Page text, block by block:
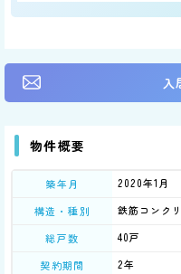
入
物件概要
築年月
2020年1月
構造・種別
鉄筋コンク
総戸数
40戸
契約期間
2年